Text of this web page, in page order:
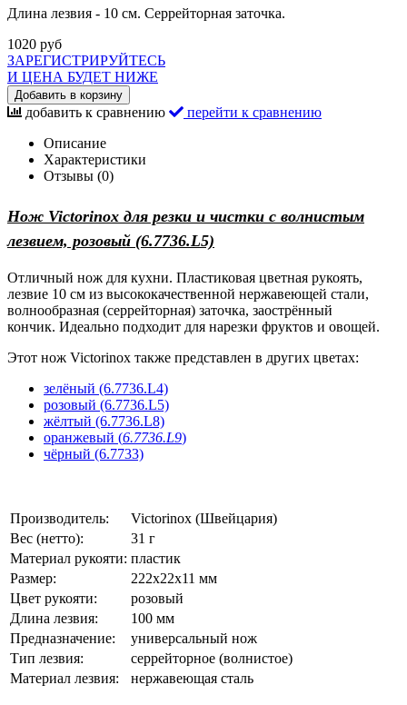
Длина лезвия - 10 см. Серрейторная заточка.
1020 руб
ЗАРЕГИСТРИРУЙТЕСЬ
И ЦЕНА БУДЕТ НИЖЕ
Добавить в корзину
добавить к сравнению
перейти к сравнению
Описание
Характеристики
Отзывы (0)
Нож Victorinox для резки и чистки с волнистым
лезвием, розовый (6.7736.L5)
Отличный нож для кухни. Пластиковая цветная рукоять,
лезвие 10 см из высококачественной нержавеющей стали,
волнообразная (серрейторная) заточка, заострённый
кончик. Идеально подходит для нарезки фруктов и овощей.
Этот нож Victorinox также представлен в других цветах:
зелёный (6.7736.L4)
розовый (6.7736.L5)
жёлтый (6.7736.L8)
оранжевый (6.7736.L9)
чёрный (6.7733)
Производитель:
Victorinox (Швейцария)
Вес (нетто):
31 г
Материал рукояти: пластик
Размер:
222х22х11 мм
Цвет рукояти:
розовый
Длина лезвия:
100 мм
Предназначение:
универсальный нож
Тип лезвия:
серрейторное (волнистое)
Материал лезвия:
нержавеющая сталь